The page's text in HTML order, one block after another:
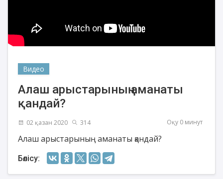
Видео
Алаш арыстарының аманаты
қандай?
02 қазан 2020 314 Оқу 0 минут
Алаш арыстарының аманаты қандай?
Бөлісу: